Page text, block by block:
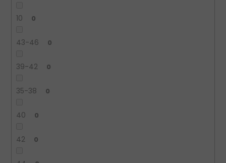
10 0
43-46 0
39-42 0
35-38 0
40 0
42 0